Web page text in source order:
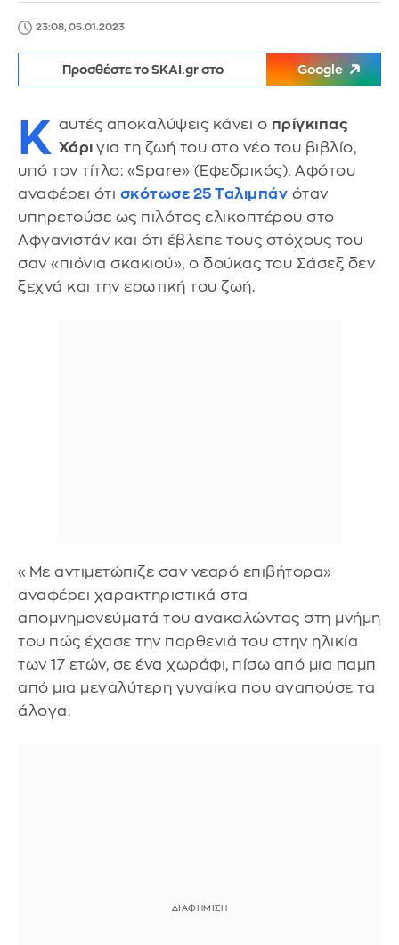
23:08, 05.01.2023
Προσθέστε το SKAI.gr στο Google
Κ αυτές αποκαλύψεις κάνει ο πρίγκιπας
Χάρι για τη ζωή του στο νέο του βιβλίο,
υπό τον τίτλο: «Spare» (Εφεδρικός). Αφότου
αναφέρει ότι σκότωσε 25 Ταλιμπάν όταν
υπηρετούσε ως πιλότος ελικοπτέρου στο
Αφγανιστάν και ότι έβλεπε τους στόχους του
σαν «πιόνια σκακιού», ο δούκας του Σάσεξ δεν
ξεχνά και την ερωτική του ζωή.
«Με αντιμετώπιζε σαν νεαρό επιβήτορα»
αναφέρει χαρακτηριστικά στα
απομνημονεύματά του ανακαλώντας στη μνήμη
του πώς έχασε την παρθενιά του στην ηλικία
των 17 ετών, σε ένα χωράφι, πίσω από μια παμπ
από μια μεγαλύτερη γυναίκα που αγαπούσε τα
άλογα.